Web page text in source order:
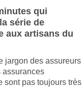
qui
série de
aux artisans du
jargon des assureurs
assurances
sont pas toujours très